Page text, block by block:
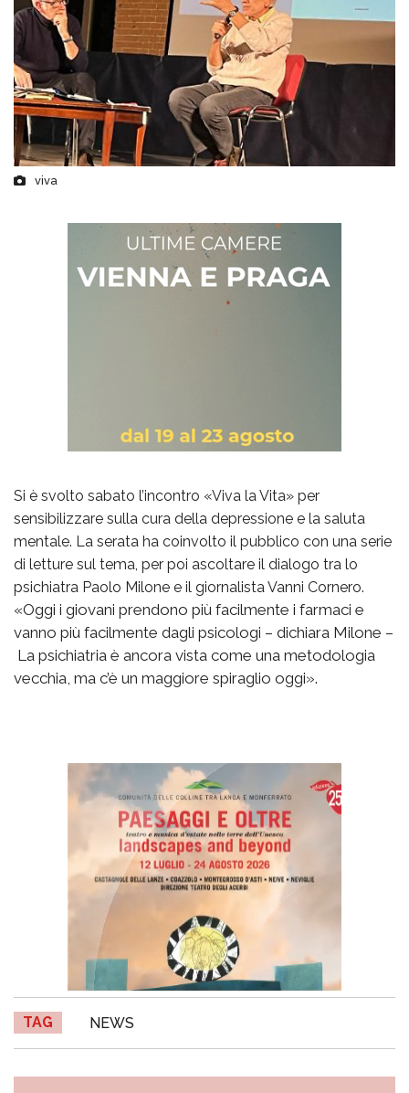
viva
Si è svolto sabato l’incontro «Viva la Vita» per
sensibilizzare sulla cura della depressione e la saluta
mentale. La serata ha coinvolto il pubblico con una serie
di letture sul tema, per poi ascoltare il dialogo tra lo
psichiatra Paolo Milone e il giornalista Vanni Cornero.
«Oggi i giovani prendono più facilmente i farmaci e
vanno più facilmente dagli psicologi – dichiara Milone –
La psichiatria è ancora vista come una metodologia
vecchia, ma c’è un maggiore spiraglio oggi».
TAG NEWS